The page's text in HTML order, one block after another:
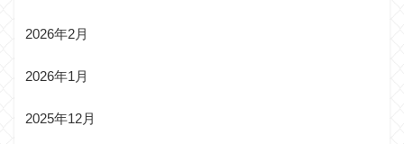
2026年2月
2026年1月
2025年12月